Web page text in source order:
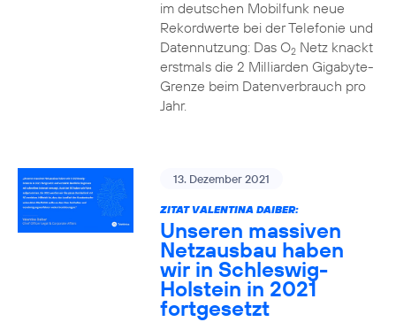
im deutschen Mobilfunk neue
Rekordwerte bei der Telefonie und
Datennutzung: Das O2Netz knackt
erstmals die 2 Milliarden Gigabyte-
Grenze beim Datenverbrauch pro
Jahr.
13. Dezember 2021
ZITAT VALENTINA DAIBER:
Unseren massiven
Netzausbau haben
wir in Schleswig-
Holstein in 2021
fortgesetzt